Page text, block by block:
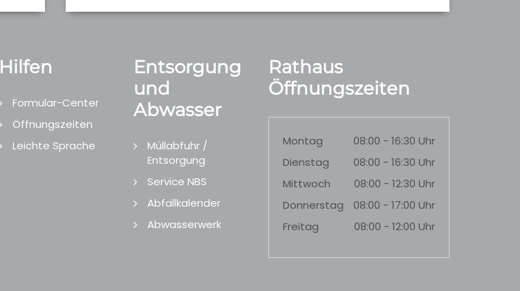
Hilfen
Formular-Center
Öffnungszeiten
Leichte Sprache
Entsorgung
und
Abwasser
Müllabfuhr /
Entsorgung
Service NBS
Abfallkalender
Abwasserwerk
Rathaus
Öffnungszeiten
Montag
08:00 - 16:30 Uhr
Dienstag
08:00 - 16:30 Uhr
Mittwoch
08:00 - 12:30 Uhr
Donnerstag
08:00 - 17:00 Uhr
Freitag
08:00 - 12:00 Uhr